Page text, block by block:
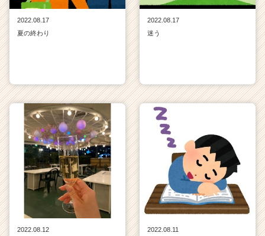
2022.08.17
夏の終わり
2022.08.17
迷う
2022.08.12
2022.08.11